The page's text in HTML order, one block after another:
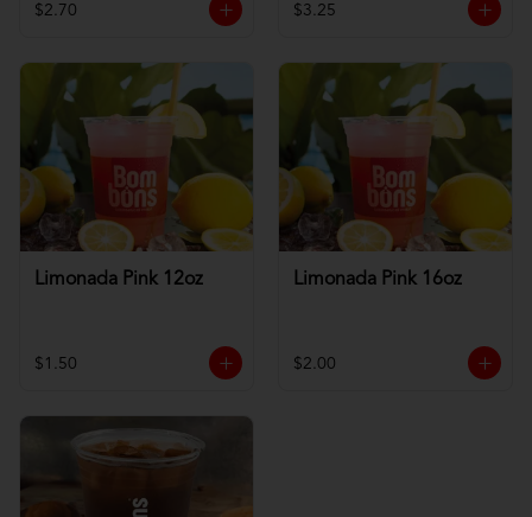
$2.70 $3.25
Limonada Pink 12oz
$1.50
Limonada Pink 16oz
$2.00